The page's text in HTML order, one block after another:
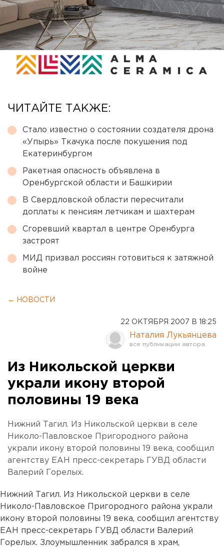
ЧИТАЙТЕ ТАКЖЕ:
Стало известно о состоянии создателя дрона
«Упырь» Ткачука после покушения под
Екатеринбургом
Ракетная опасность объявлена в
Оренбургской области и Башкирии
В Свердловской области пересчитали
доплаты к пенсиям летчикам и шахтерам
Сгоревший квартал в центре Оренбурга
застроят
МИД призвал россиян готовиться к затяжной
войне
← НОВОСТИ
22 ОКТЯБРЯ 2007 В 18:25
Наталия Лукьянцева
Из Никольской церкви
украли икону второй
половины 19 века
Нижний Тагил. Из Никольской церкви в селе
Николо-Павловское Пригородного района
украли икону второй половины 19 века, сообщил
агентству ЕАН пресс-секретарь ГУВД области
Валерий Горелых.
Нижний Тагил. Из Никольской церкви в селе
Николо-Павловское Пригородного района украли
икону второй половины 19 века, сообщил агентству
ЕАН пресс-секретарь ГУВД области Валерий
Горелых. Злоумышленник забрался в храм,